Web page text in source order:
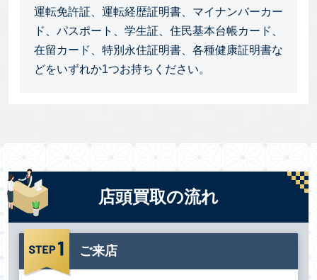
運転免許証、運転経歴証明書、マイナンバーカー
ド、パスポート、学生証、住民基本台帳カード、
在留カード、特別永住証明書、各種健康証明書な
どをいずれか1つお持ちください。
店頭買取の流れ
ご来店